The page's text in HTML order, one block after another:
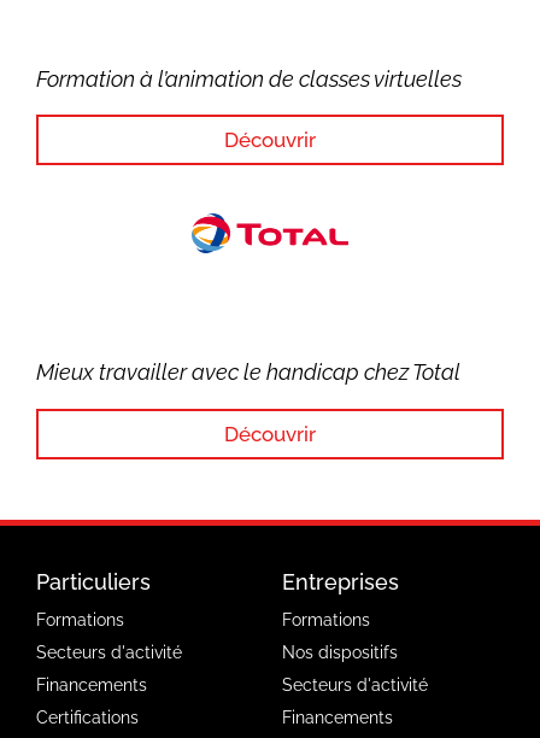
Formation à l’animation de classes virtuelles
Découvrir
Mieux travailler avec le handicap chez Total
Découvrir
Particuliers
Formations
Secteurs d'activité
Financements
Certifications
Entreprises
Formations
Nos dispositifs
Secteurs d'activité
Financements